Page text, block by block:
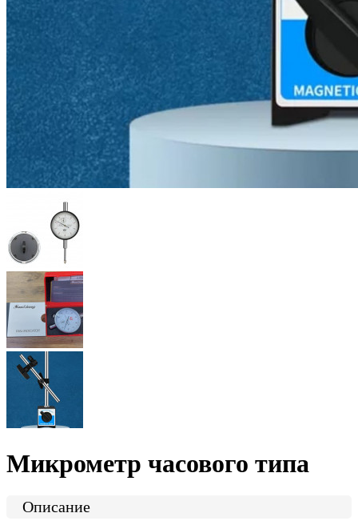
Микрометр часового типа
Описание